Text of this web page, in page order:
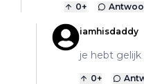
0+
iamhisdaddy
je hebt gelijk
0+